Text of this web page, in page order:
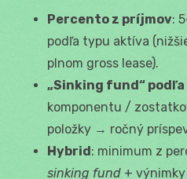
Percento z príjmov:
podľa typu aktíva
plnom gross lease).
„Sinking fund“
komponentu /
položky → ročný
Hybrid: minimum z
sinking fund +